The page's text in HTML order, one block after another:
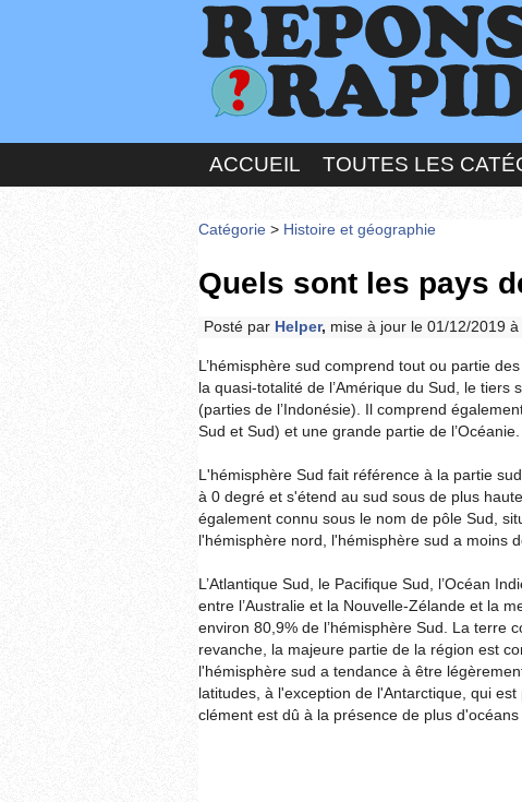
ACCUEIL TOUTES LES
Catégorie > Histoire et géographie
Quels sont les pays
Posté par Helper, mise à jour le 01/12/2019
L’hémisphère sud comprend tout ou partie
la quasi-totalité de l’Amérique du Sud, le tiers
(parties de l’Indonésie). Il comprend
Sud et Sud) et une grande partie de l’Océanie.
L'hémisphère Sud fait référence à la partie
à 0 degré et s'étend au sud sous de plus
également connu sous le nom de pôle Sud,
l'hémisphère nord, l'hémisphère sud a moins
L’Atlantique Sud, le Pacifique Sud, l’Océan
entre l’Australie et la Nouvelle-Zélande et la
environ 80,9% de l’hémisphère Sud. La terre
revanche, la majeure partie de la région est
l'hémisphère sud a tendance à être
latitudes, à l'exception de l'Antarctique, qui
clément est dû à la présence de plus